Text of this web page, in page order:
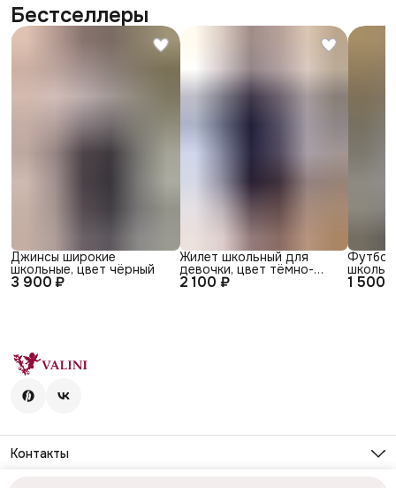
Бестселлеры
3 900 ₽
Джинсы широкие
школьные, цвет чёрный
2 100 ₽
Жилет школьный для
девочки, цвет тёмно-
синий 1 500
Контакты